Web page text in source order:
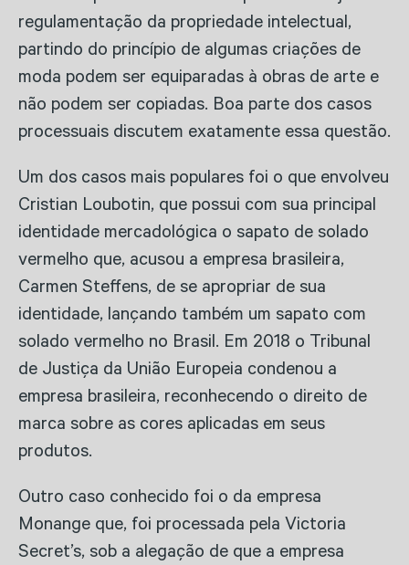
regulamentação da propriedade intelectual,
partindo do princípio de algumas criações de
moda podem ser equiparadas à obras de arte e
não podem ser copiadas. Boa parte dos casos
processuais discutem exatamente essa questão.
Um dos casos mais populares foi o que envolveu
Cristian Loubotin, que possui com sua principal
identidade mercadológica o sapato de solado
vermelho que, acusou a empresa brasileira,
Carmen Steffens, de se apropriar de sua
identidade, lançando também um sapato com
solado vermelho no Brasil. Em 2018 o Tribunal
de Justiça da União Europeia condenou a
empresa brasileira, reconhecendo o direito de
marca sobre as cores aplicadas em seus
produtos.
Outro caso conhecido foi o da empresa
Monange que, foi processada pela Victoria
Secret’s, sob a alegação de que a empresa